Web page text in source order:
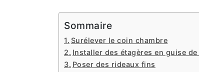
Sommaire
Surélever le coin chambre
Installer des étagères en guise
Poser des rideaux fins